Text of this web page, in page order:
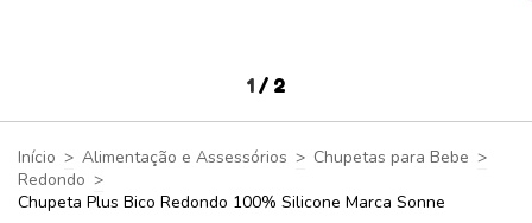
1 / 2
Início > Alimentação e Assessórios > Chupetas para Bebe >
Redondo >
Chupeta Plus Bico Redondo 100% Silicone Marca Sonne